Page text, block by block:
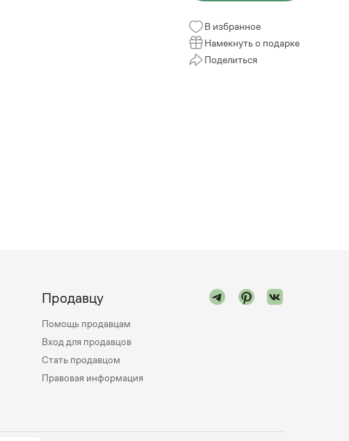
В избранное
Намекнуть о подарке
Поделиться
Продавцу
Помощь продавцам
Вход для продавцов
Стать продавцом
Правовая информация